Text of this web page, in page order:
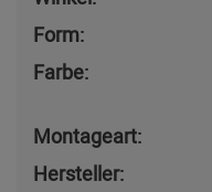
Form:
Farbe:
Montageart:
Hersteller: